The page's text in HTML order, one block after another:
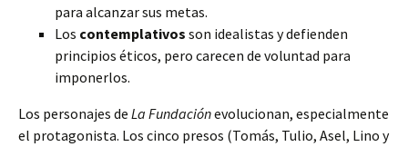
para alcanzar sus metas.
Los contemplativos son idealistas y defienden
principios éticos, pero carecen de voluntad para
imponerlos.
Los personajes de La Fundaciónevolucionan, especialmente
el protagonista. Los cinco presos (Tomás, Tulio, Asel, Lino y